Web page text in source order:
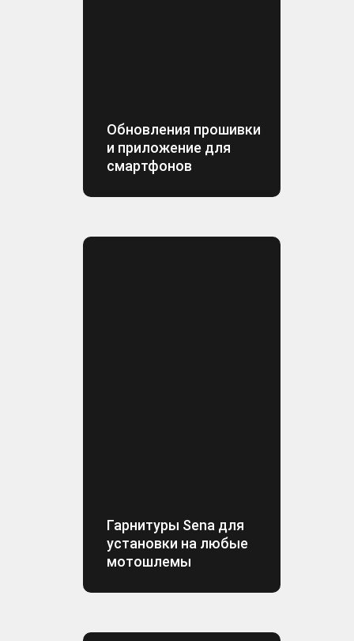
Обновления прошивки
и приложение для
смартфонов
Гарнитуры Sena для
установки на любые
мотошлемы